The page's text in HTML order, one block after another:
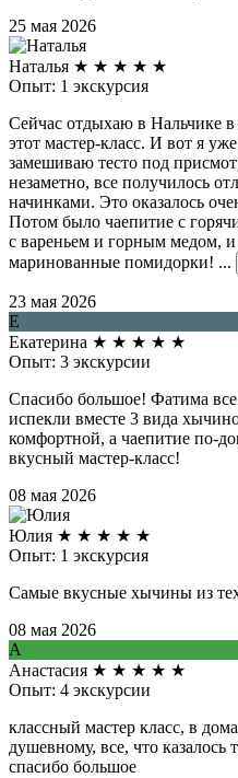
25 мая 2026
Наталья ★ ★ ★ ★ ★
Опыт: 1 экскурсия
Сейчас отдыхаю в Нальчике
этот мастер-класс. И вот я
замешиваю тесто под
незаметно, все получилось
начинками. Это оказалось
Потом было чаепитие с
с вареньем и горным медом,
маринованные помидорки! ...
23 мая 2026
Е
Екатерина ★ ★ ★ ★ ★
Опыт: 3 экскурсии
Спасибо большое! Фатима все
испекли вместе 3 вида
комфортной, а чаепитие по-
вкусный мастер-класс!
08 мая 2026
Юлия ★ ★ ★ ★ ★
Опыт: 1 экскурсия
Самые вкусные хычины из
08 мая 2026
А
Анастасия ★ ★ ★ ★ ★
Опыт: 4 экскурсии
классный мастер класс, в
душевному, все, что казалось
спасибо большое